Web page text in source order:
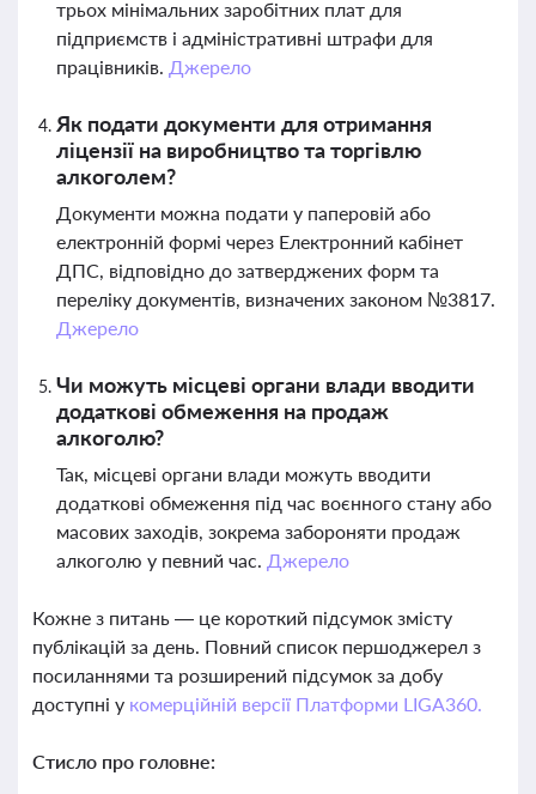
трьох мінімальних заробітних плат для
підприємств і адміністративні штрафи для
працівників. Джерело
Як подати документи для отримання
ліцензії на виробництво та торгівлю
алкоголем?
Документи можна подати у паперовій або
електронній формі через Електронний кабінет
ДПС, відповідно до затверджених форм та
переліку документів, визначених законом №3817.
Джерело
Чи можуть місцеві органи влади вводити
додаткові обмеження на продаж
алкоголю?
Так, місцеві органи влади можуть вводити
додаткові обмеження під час воєнного стану або
масових заходів, зокрема забороняти продаж
алкоголю у певний час. Джерело
Кожне з питань — це короткий підсумок змісту
публікацій за день. Повний список першоджерел з
посиланнями та розширений підсумок за добу
доступні у комерційній версії Платформи LIGA360.
Стисло про головне: